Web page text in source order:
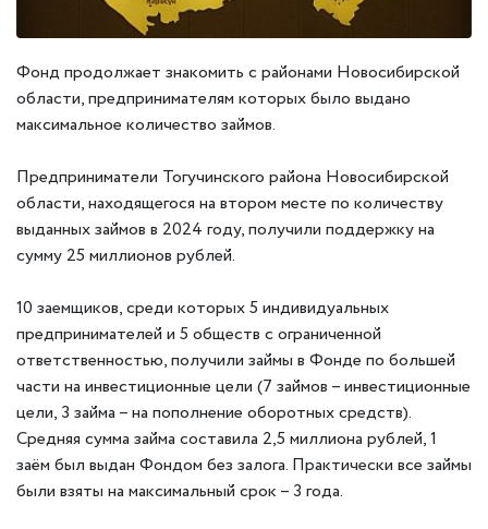
Фонд продолжает знакомить с районами Новосибирской
области, предпринимателям которых было выдано
максимальное количество займов.
Предприниматели Тогучинского района Новосибирской
области, находящегося на втором месте по количеству
выданных займов в 2024 году, получили поддержку на
сумму 25 миллионов рублей.
10 заемщиков, среди которых 5 индивидуальных
предпринимателей и 5 обществ с ограниченной
ответственностью, получили займы в Фонде по большей
части на инвестиционные цели (7 займов – инвестиционные
цели, 3 займа – на пополнение оборотных средств).
Средняя сумма займа составила 2,5 миллиона рублей, 1
заём был выдан Фондом без залога. Практически все займы
были взяты на максимальный срок – 3 года.